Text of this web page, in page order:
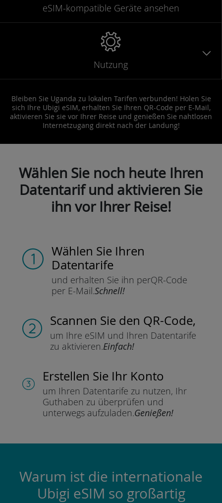
eSIM-kompatible Geräte ansehen
Nutzung
Bleiben Sie Uganda zu lokalen Tarifen verbunden! Holen Sie
sich Ihre Ubigi eSIM, erhalten Sie Ihren QR-Code per E-Mail,
aktivieren Sie sie vor Ihrer Reise und genießen Sie nahtlosen
Internetzugang direkt nach der Landung!
Wählen Sie noch heute Ihren
Datentarif und aktivieren Sie
ihn vor Ihrer Reise!
Wählen Sie Ihren
Datentarife
und erhalten Sie ihn perQR-Code
per E-Mail.Schnell!
Scannen Sie den QR-Code,
um Ihre eSIM und Ihren Datentarife
zu aktivieren.Einfach!
Erstellen Sie Ihr Konto
um Ihren Datentarife zu nutzen, Ihr
Guthaben zu überprüfen und
unterwegs aufzuladen.Genießen!
Warum ist die internationale
Ubigi eSIM so großartig